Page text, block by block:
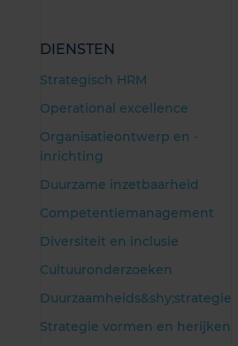
DIENSTEN
Strategisch HRM
Operational excellence
Organisatieontwerp en -
inrichting
Duurzame inzetbaarheid
Competentiemanagement
Diversiteit en inclusie
Cultuuronderzoeken
Duurzaamheids&shy;strategie
Strategie vormen en herijken